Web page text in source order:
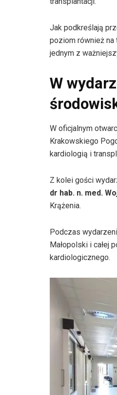
Jak podkreślają
poziom również na
jednym z
W
W oficjalnym
Krakowskiego
kardiologią i
Z kolei gości
dr hab. n. med.
Krążenia.
Podczas
Małopolski i całej
kardiologicznego.